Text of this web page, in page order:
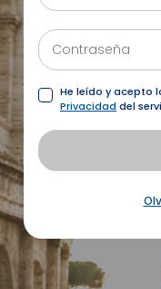
Contraseña
He leído y acepto
Privacidad del